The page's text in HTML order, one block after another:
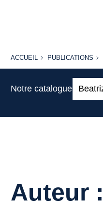
ACCUEIL
ACCUEIL PUBLICATIONS
PUBLICATIONS
Notre catalogue:
Auteur :